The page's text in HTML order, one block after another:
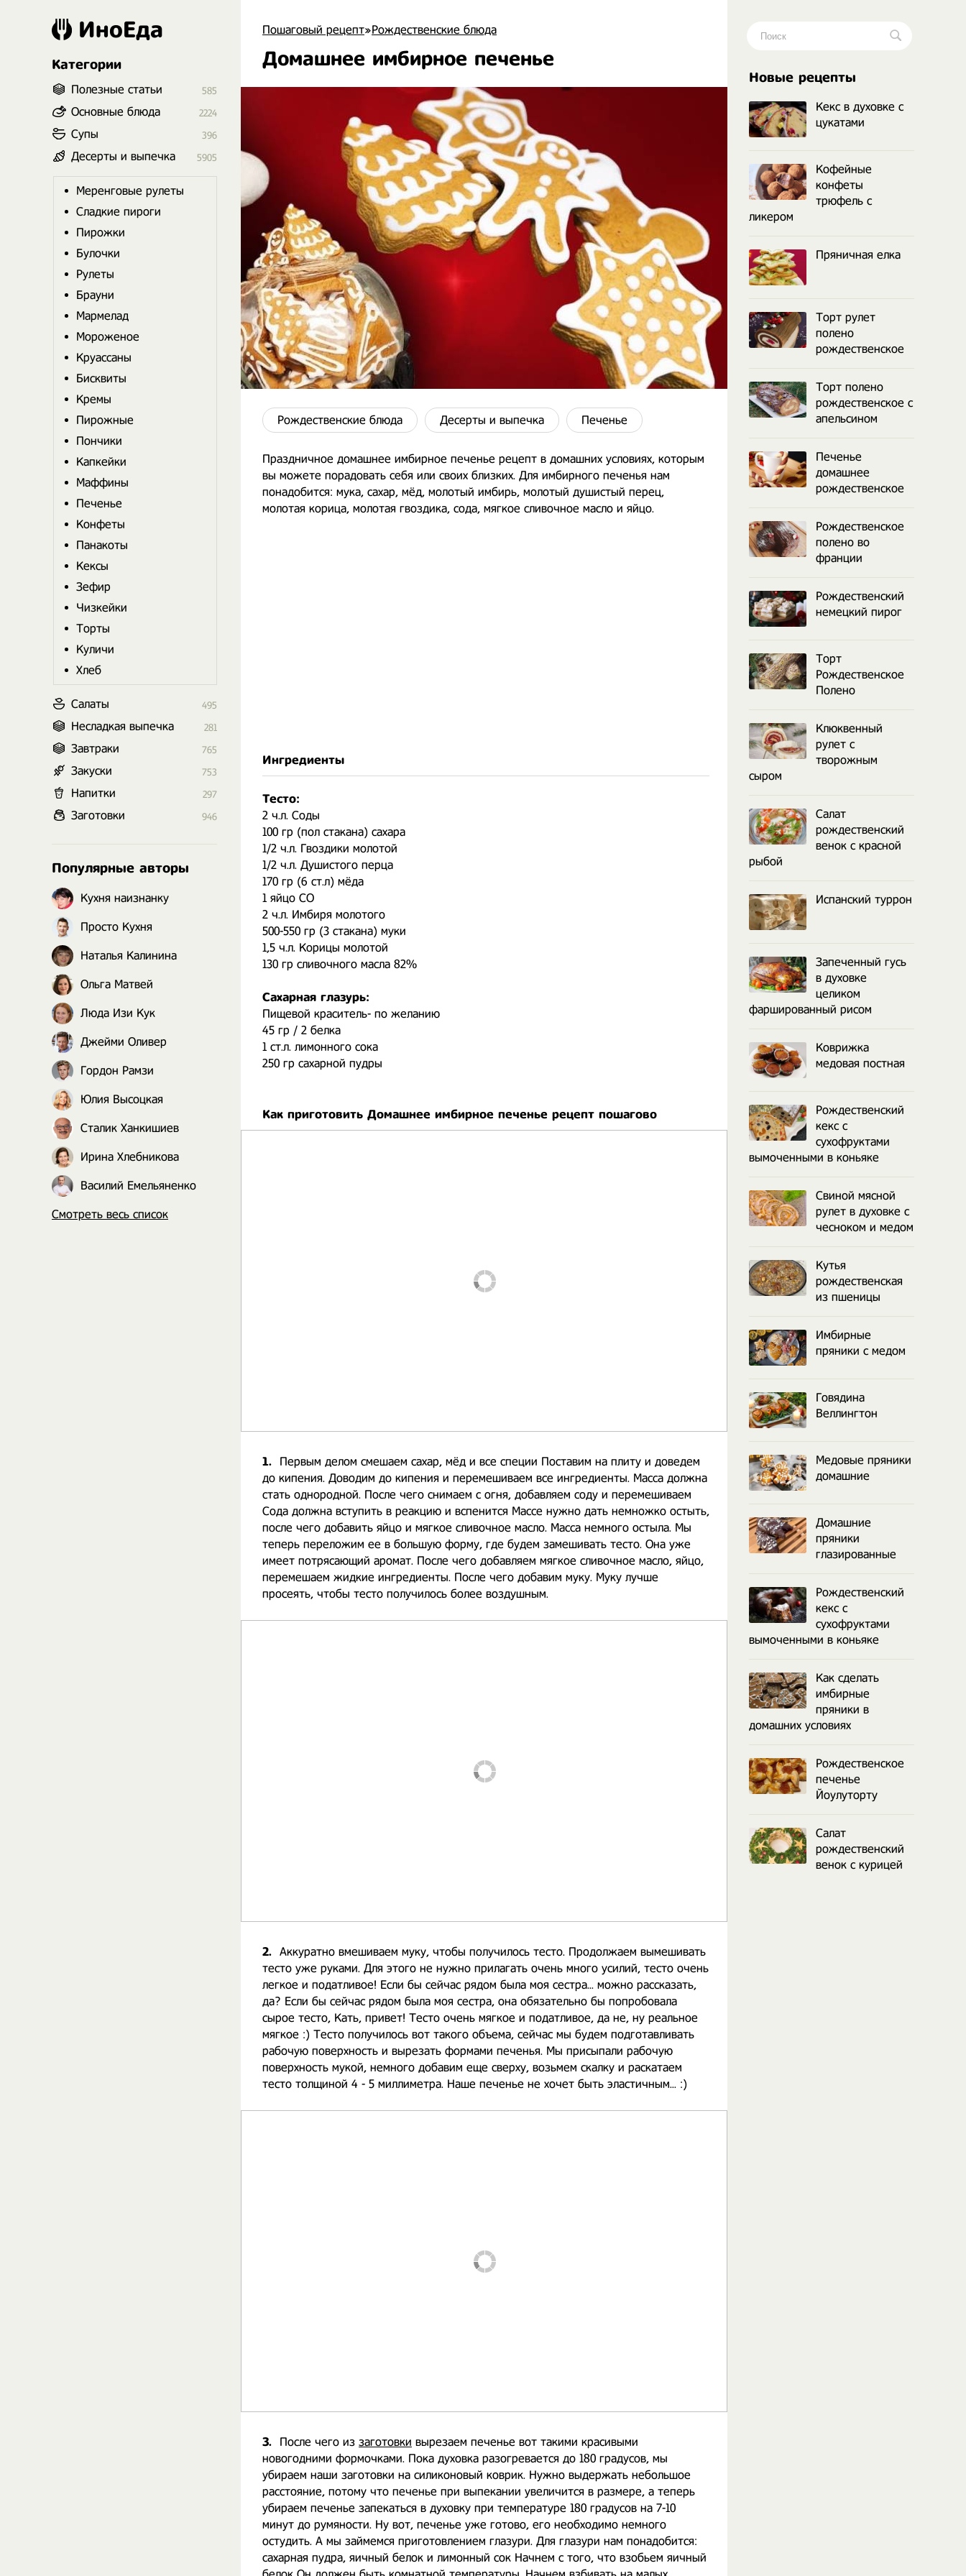
Пошаговый рецепт»Рождественские блюда
Домашнее имбирное печенье
Рождественские блюда Десерты и выпечка Печенье
Праздничное домашнее имбирное печенье рецепт в домашних условиях, которым
вы можете порадовать себя или своих близких. Для имбирного печенья нам
понадобится: мука, сахар, мёд, молотый имбирь, молотый душистый перец,
молотая корица, молотая гвоздика, сода, мягкое сливочное масло и яйцо.
Ингредиенты
Тесто:
2 ч.л. Соды
100 гр (пол стакана) сахара
1/2 ч.л. Гвоздики молотой
1/2 ч.л. Душистого перца
170 гр (6 ст.л) мёда
1 яйцо СО
2 ч.л. Имбиря молотого
500-550 гр (3 стакана) муки
1,5 ч.л. Корицы молотой
130 гр сливочного масла 82%
Сахарная глазурь:
Пищевой краситель- по желанию
45 гр / 2 белка
1 ст.л. лимонного сока
250 гр сахарной пудры
Как приготовить Домашнее имбирное печенье рецепт пошагово
1.
Первым делом смешаем сахар, мёд и все специи Поставим на плиту и доведем
до кипения. Доводим до кипения и перемешиваем все ингредиенты. Масса должна
стать однородной. После чего снимаем с огня, добавляем соду и перемешиваем
Сода должна вступить в реакцию и вспенится Массе нужно дать немножко остыть,
после чего добавить яйцо и мягкое сливочное масло. Масса немного остыла. Мы
теперь переложим ее в большую форму, где будем замешивать тесто. Она уже
имеет потрясающий аромат. После чего добавляем мягкое сливочное масло, яйцо,
перемешаем жидкие ингредиенты. После чего добавим муку. Муку лучше
просеять, чтобы тесто получилось более воздушным.
2. Аккуратно вмешиваем муку, чтобы получилось тесто. Продолжаем вымешивать
тесто уже руками. Для этого не нужно прилагать очень много усилий, тесто очень
легкое и податливое! Если бы сейчас рядом была моя сестра... можно рассказать,
да? Если бы сейчас рядом была моя сестра, она обязательно бы попробовала
сырое тесто, Кать, привет! Тесто очень мягкое и податливое, да не, ну реальное
мягкое :) Тесто получилось вот такого объема, сейчас мы будем подготавливать
рабочую поверхность и вырезать формами печенья. Мы присыпали рабочую
поверхность мукой, немного добавим еще сверху, возьмем скалку и раскатаем
тесто толщиной 4 - 5 миллиметра. Наше печенье не хочет быть эластичным... :)
3. После чего из заготовки вырезаем печенье вот такими красивыми
новогодними формочками. Пока духовка разогревается до 180 градусов, мы
убираем наши заготовки на силиконовый коврик. Нужно выдержать небольшое
расстояние, потому что печенье при выпекании увеличится в размере, а теперь
убираем печенье запекаться в духовку при температуре 180 градусов на 7-10
минут до румяности. Ну вот, печенье уже готово, его необходимо немного
остудить. А мы займемся приготовлением глазури. Для глазури нам понадобится:
сахарная пудра, яичный белок и лимонный сок Начнем с того, что взобьем яичный
ИноЕда
Категории
Полезные статьи 585
Основные блюда 2224
Супы 396
Десерты и выпечка 5905
Меренговые рулеты
Сладкие пироги
Пирожки
Булочки
Рулеты
Брауни
Мармелад
Мороженое
Круассаны
Бисквиты
Кремы
Пирожные
Пончики
Капкейки
Маффины
Печенье
Конфеты
Панакоты
Кексы
Зефир
Чизкейки
Торты
Куличи
Хлеб
Салаты 495
Несладкая выпечка 281
Завтраки 765
Закуски 753
Напитки 297
Заготовки 946
Популярные авторы
Кухня наизнанку
Просто Кухня
Наталья Калинина
Ольга Матвей
Люда Изи Кук
Джейми Оливер
Гордон Рамзи
Юлия Высоцкая
Сталик Ханкишиев
Ирина Хлебникова
Василий Емельяненко
Смотреть весь список
Новые рецепты
Кекс в духовке с
цукатами
Кофейные
конфеты
трюфель с
ликером
Пряничная елка
Торт рулет
полено
рождественское
Торт полено
рождественское с
апельсином
Печенье
домашнее
рождественское
Рождественское
полено во
франции
Рождественский
немецкий пирог
Торт
Рождественское
Полено
Клюквенный
рулет с
творожным
сыром
Салат
рождественский
венок с красной
рыбой
Испанский туррон
Запеченный гусь
в духовке
целиком
фаршированный рисом
Коврижка
медовая постная
Рождественский
кекс с
сухофруктами
вымоченными в коньяке
Свиной мясной
рулет в духовке с
чесноком и медом
Кутья
рождественская
из пшеницы
Имбирные
пряники с медом
Говядина
Веллингтон
Медовые пряники
домашние
Домашние
пряники
глазированные
Рождественский
кекс с
сухофруктами
вымоченными в коньяке
Как сделать
имбирные
пряники в
домашних условиях
Рождественское
печенье
Йоулуторту
Салат
рождественский
венок с курицей